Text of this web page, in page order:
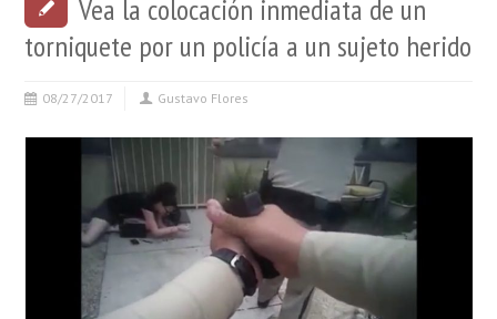
Vea la colocación inmediata de un
torniquete por un policía a un sujeto herido
08/27/2017 Gustavo Flores